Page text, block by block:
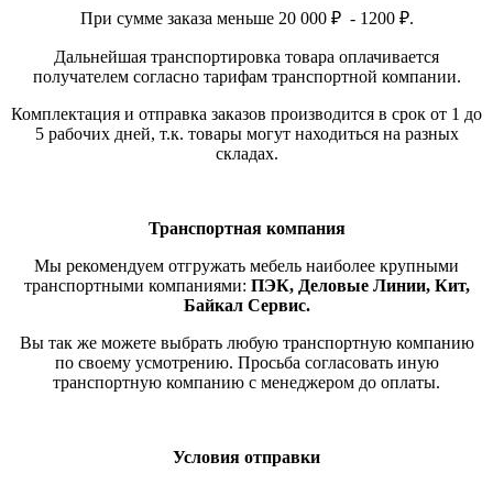
При сумме заказа меньше 20 000 ₽ - 1200 ₽.
Дальнейшая транспортировка товара оплачивается
получателем согласно тарифам транспортной компании.
Комплектация и отправка заказов производится в срок от 1 до
5 рабочих дней, т.к. товары могут находиться на разных
складах.
Транспортная компания
Мы рекомендуем отгружать мебель наиболее крупными
транспортными компаниями: ПЭК, Деловые Линии, Кит,
Байкал Сервис.
Вы так же можете выбрать любую транспортную компанию
по своему усмотрению. Просьба согласовать иную
транспортную компанию с менеджером до оплаты.
Условия отправки